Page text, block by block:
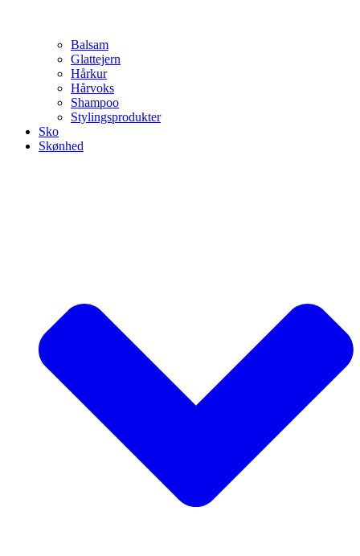
Balsam
Glattejern
Hårkur
Hårvoks
Shampoo
Stylingsprodukter
Sko
Skønhed